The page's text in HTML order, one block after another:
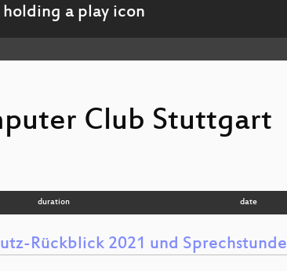
Club Stuttgart
duration date
Rückblick 2021 und Sprechstunde